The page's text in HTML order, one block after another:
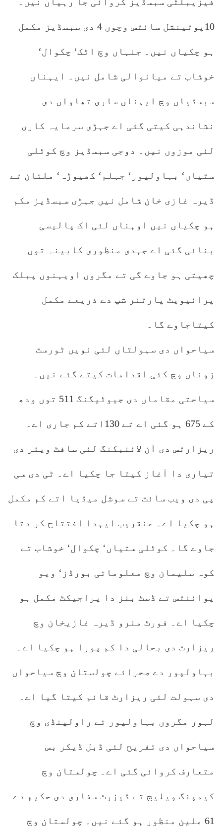
10پوٹینشل سائٹس وچوں 4 دی سبسڈیز مکمل
ہو چکیاں نیں۔ جنہاں وچ اٹک‘ چکوال‘
خوشاب تے میانوالی شامل نیں۔ ایہناں
سبسڈیاں وچ ایہناں ساری تھاواں دی
نشاندہی کیتی گئی اے جہڑی سرمایہ کاری
لئی موزوں نیں۔ دوجی سبسڈیز وچ کوٹلی
سٹیاں‘ بہاولپور‘ جہلم‘ کھیوڑہ‘ ملتان تے
ڈیرہ غازی خان شامل نیں جہڑی سبسڈیز مکم
ہو چکیاں نیں اوہناں لئی اک پالیسی
بنائی گئی اے جہدی منظوری کابینہ توں
چھیتی ہو جاوے گی تے مگروں اویہنوں پبلک
پرائیویٹ پارٹنر شپ دے ذریعے مکمل
کیتاجاوے گا۔
سیاحواں دی سہولتاں لئی نویں ٹورسٹ
زوناں وچ کئی اقدامات کیتے گئے نیں۔
سیاحتی مقاماں دی جیوٹیگنگ 511 توں ودھ
کے 675 ہو گئی اے تے 130اتے کم جاری اے۔
ریزارٹس دی آن لائنبکنگ لئی سافٹ ویئر دی
تیاری دا آغاز کیتا جا چکیا اے۔ ٹی دی سی
پی دی ویب سائٹ تے سوشل میڈیا اتے کم مکمل
ہو چکیا اے۔ عنقریب ایہدا افتتاح کر دتا
جاوے گا۔ کوٹلی ستیاں‘ چکوال‘ خوشاب تے
کوہ سلیمان وچ معلوماتی بورڈز‘ ویو
پوائنٹس تے ڈسٹ بنز دا پراجیکٹ مکمل ہو
چکیا اے۔ فورٹ منرو ڈیرہ غازیخان وچ
ریزارٹ دی بحالی دا کم پورا ہو چکیا اے۔
بہاولپور دے صحرائے چولستان وچ سیاحواں
دی سہولت لئی ریزارٹ قائم کیتا گیا اے۔
لہور مگروں بہاولپور تے راولپنڈی وچ
سیاحواں دی تفریح لئی ڈبل ڈیکر بس
متعارف کروائی گئی اے۔ چولستان وچ
کیمپنگ ویلیج تے ڈیزرٹ سفاری دی حکیم دے
61 ملین منظور ہو گئے نیں۔ چولستان وچ